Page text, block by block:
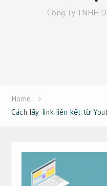
Công Ty TNHH
Home
Cách lấy link liên kết từ